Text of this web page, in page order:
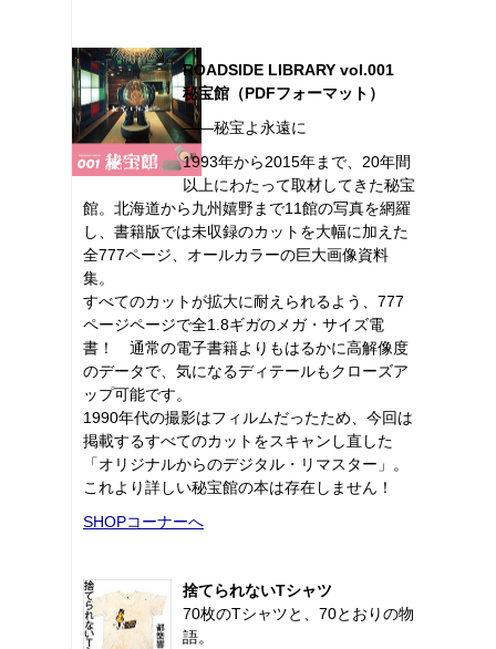
ROADSIDE LIBRARY vol.001
秘宝館（PDFフォーマット）
――秘宝よ永遠に
1993年から2015年まで、20年間
以上にわたって取材してきた秘宝
館。北海道から九州嬉野まで11館の写真を網羅
し、書籍版では未収録のカットを大幅に加えた
全777ページ、オールカラーの巨大画像資料
集。
すべてのカットが拡大に耐えられるよう、777
ページページで全1.8ギガのメガ・サイズ電
書！ 通常の電子書籍よりもはるかに高解像度
のデータで、気になるディテールもクローズア
ップ可能です。
1990年代の撮影はフィルムだったため、今回は
掲載するすべてのカットをスキャンし直した
「オリジナルからのデジタル・リマスター」。
これより詳しい秘宝館の本は存在しません！
SHOPコーナーへ
捨てられないTシャツ
70枚のTシャツと、70とおりの物
語。